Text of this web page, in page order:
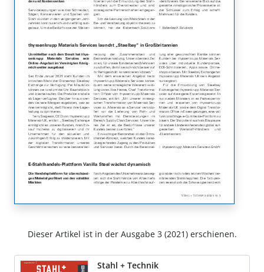
Dieser Artikel ist in der Ausgabe 3 (2021) erschienen.
Stahl + Technik